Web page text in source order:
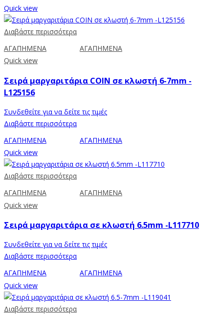
Quick view
Διαβάστε περισσότερα
ΑΓΑΠΗΜΕΝΑ
ΑΓΑΠΗΜΕΝΑ
Quick view
Σειρά μαργαριτάρια COIN σε κλωστή 6-7mm -
L125156
Συνδεθείτε για να δείτε τις τιμές
Διαβάστε περισσότερα
ΑΓΑΠΗΜΕΝΑ
ΑΓΑΠΗΜΕΝΑ
Quick view
Διαβάστε περισσότερα
ΑΓΑΠΗΜΕΝΑ
ΑΓΑΠΗΜΕΝΑ
Quick view
Σειρά μαργαριτάρια σε κλωστή 6.5mm -L117710
Συνδεθείτε για να δείτε τις τιμές
Διαβάστε περισσότερα
ΑΓΑΠΗΜΕΝΑ
ΑΓΑΠΗΜΕΝΑ
Quick view
Διαβάστε περισσότερα